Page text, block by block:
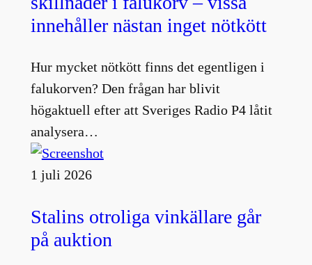
innehåller nästan inget nötkött
Hur mycket nötkött finns det egentligen i
falukorven? Den frågan har blivit
högaktuell efter att Sveriges Radio P4 låtit
analysera…
1 juli 2026
Stalins otroliga vinkällare går
på auktion